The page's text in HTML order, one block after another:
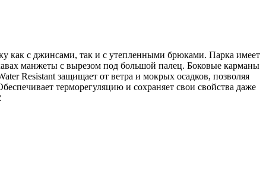
как с джинсами, так и с утепленными брюками. Парка имеет
манжеты с вырезом под большой палец. Боковые карманы
Resistant защищает от ветра и мокрых осадков, позволяя
терморегуляцию и сохраняет свои свойства даже